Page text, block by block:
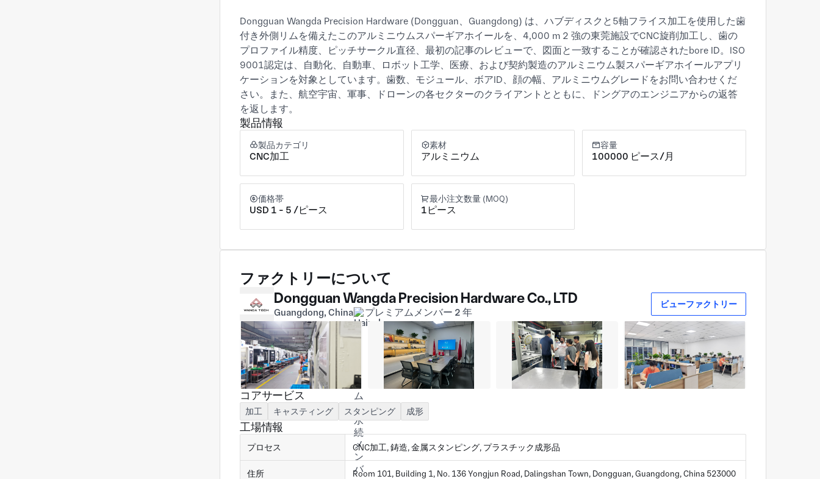
Dongguan Wangda Precision Hardware (Dongguan、Guangdong) は、ハブディスクと5軸フライス加工を使用した歯
付き外側リムを備えたこのアルミニウムスパーギアホイールを、4,000 m ² 強の東莞施設でCNC旋削加工し、歯の
プロファイル精度、ピッチサークル直径、最初の記事のレビューで、図面と一致することが確認されたbore ID。ISO
9001認定は、自動化、自動車、ロボット工学、医療、および契約製造のアルミニウム製スパーギアホイールアプリ
ケーションを対象としています。歯数、モジュール、ボアID、顔の幅、アルミニウムグレードをお問い合わせくだ
さい。また、航空宇宙、軍事、ドローンの各セクターのクライアントとともに、ドングアのエンジニアからの返答
を返します。
製品情報
製品カテゴリ
CNC加工
素材
アルミニウム
容量
100000 ピース/月
価格帯
USD 1 - 5 /ピース
最小注文数量 (MOQ)
1ピース
ファクトリーについて
Dongguan Wangda Precision Hardware Co., LTD
Guangdong, China プレミアムメンバー 2 年
ビューファクトリー
コアサービス
加工 キャスティング スタンピング 成形
工場情報
プロセス CNC加工, 鋳造, 金属スタンピング, プラスチック成形品
住所 Room 101, Building 1, No. 136 Yongjun Road, Dalingshan Town, Dongguan, Guangdong, China 523000